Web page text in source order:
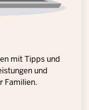
mit Tipps und
und
Familien.